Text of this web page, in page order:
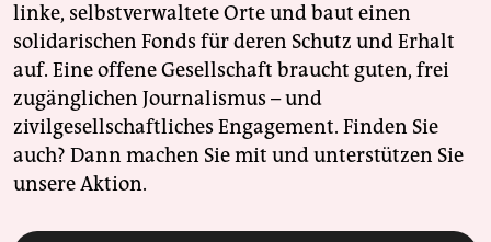
linke, selbstverwaltete Orte und baut einen
solidarischen Fonds für deren Schutz und Erhalt
auf. Eine offene Gesellschaft braucht guten, frei
zugänglichen Journalismus – und
zivilgesellschaftliches Engagement. Finden Sie
auch? Dann machen Sie mit und unterstützen Sie
unsere Aktion.